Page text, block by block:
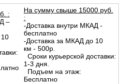
:
–
На сумму свыше 15000 руб.
:
-Доставка внутри МКАД -
бесплатно
-Доставка за МКАД до 10
км - 500р.
Сроки курьерской доставки:
1-3 дня.
Подъем на этаж:
Бесплатно